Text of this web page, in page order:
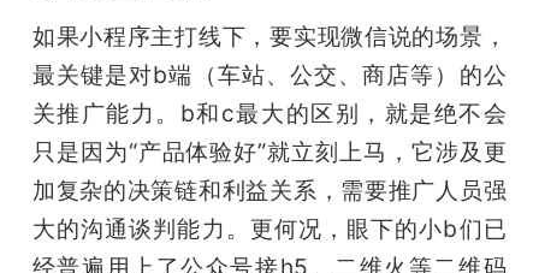
如果小程序主打线下，要实现微信说的场景，
最关键是对b端（车站、公交、商店等）的公
关推广能力。b和c最大的区别，就是绝不会
只是因为“产品体验好”就立刻上马，它涉及更
加复杂的决策链和利益关系，需要推广人员强
大的沟通谈判能力。更何况，眼下的小b们已
经普遍用上了公众号接h5、二维火等二维码